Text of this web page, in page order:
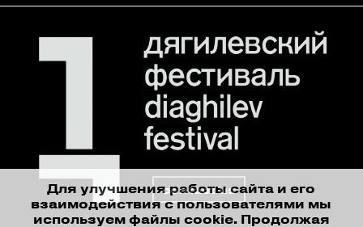
contact us
Для улучшения работы сайта и его
взаимодействия с пользователями мы
используем файлы cookie. Продолжая